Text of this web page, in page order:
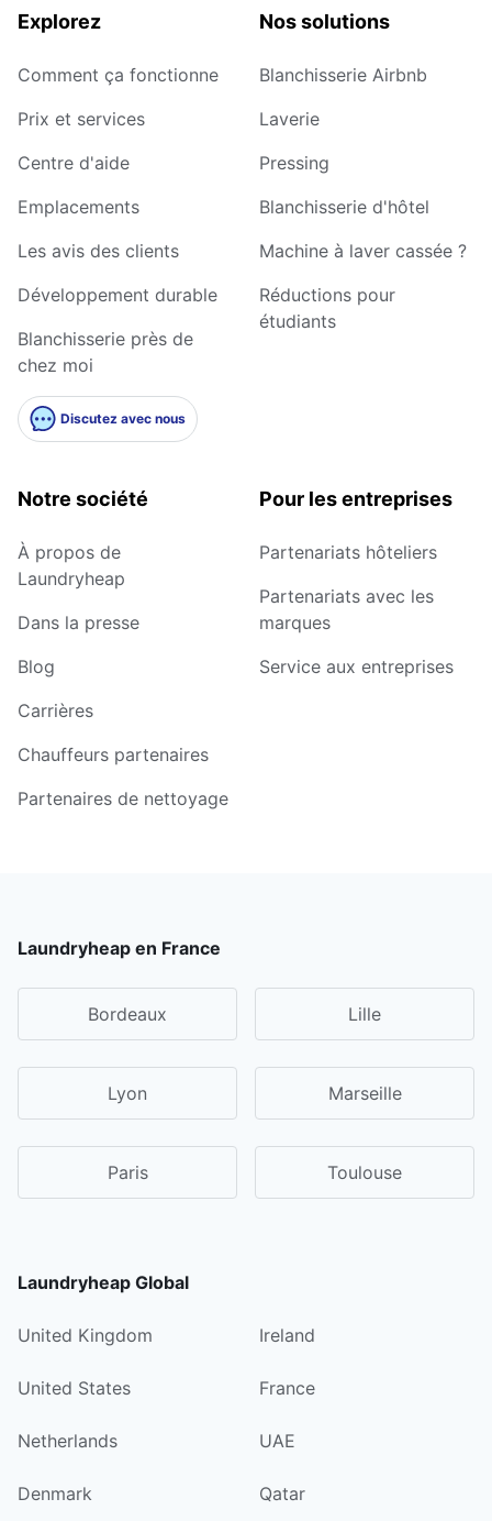
Explorez
Comment ça fonctionne
Prix et services
Centre d'aide
Emplacements
Les avis des clients
Développement durable
Blanchisserie près de
chez moi
Discutez avec nous
Nos solutions
Blanchisserie Airbnb
Laverie
Pressing
Blanchisserie d'hôtel
Machine à laver cassée ?
Réductions pour
étudiants
Notre société
À propos de
Laundryheap
Dans la presse
Blog
Carrières
Chauffeurs partenaires
Partenaires de nettoyage
Pour les entreprises
Partenariats hôteliers
Partenariats avec les
marques
Service aux entreprises
Laundryheap en France
Bordeaux Lille
Lyon Marseille
Paris Toulouse
Laundryheap Global
United Kingdom Ireland
United States France
Netherlands UAE
Denmark Qatar